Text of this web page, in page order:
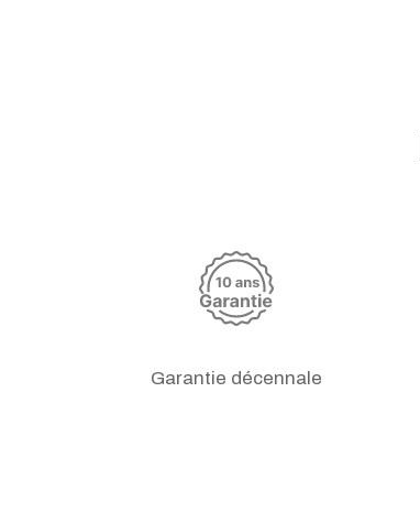
Garantie décennale